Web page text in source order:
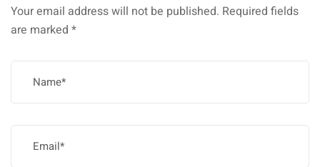
Your email address will not be published. Required fields
are marked *